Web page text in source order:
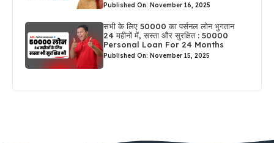
Published On: November 16, 2025
सभी के लिए 50000 का पर्सनल लोन भुगतान
24 महीनों में, सस्ता और सुरक्षित : 50000
Personal Loan For 24 Months
Published On: November 15, 2025